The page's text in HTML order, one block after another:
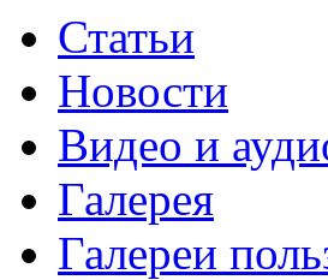
Статьи
Новости
Видео и
Галерея
Галереи